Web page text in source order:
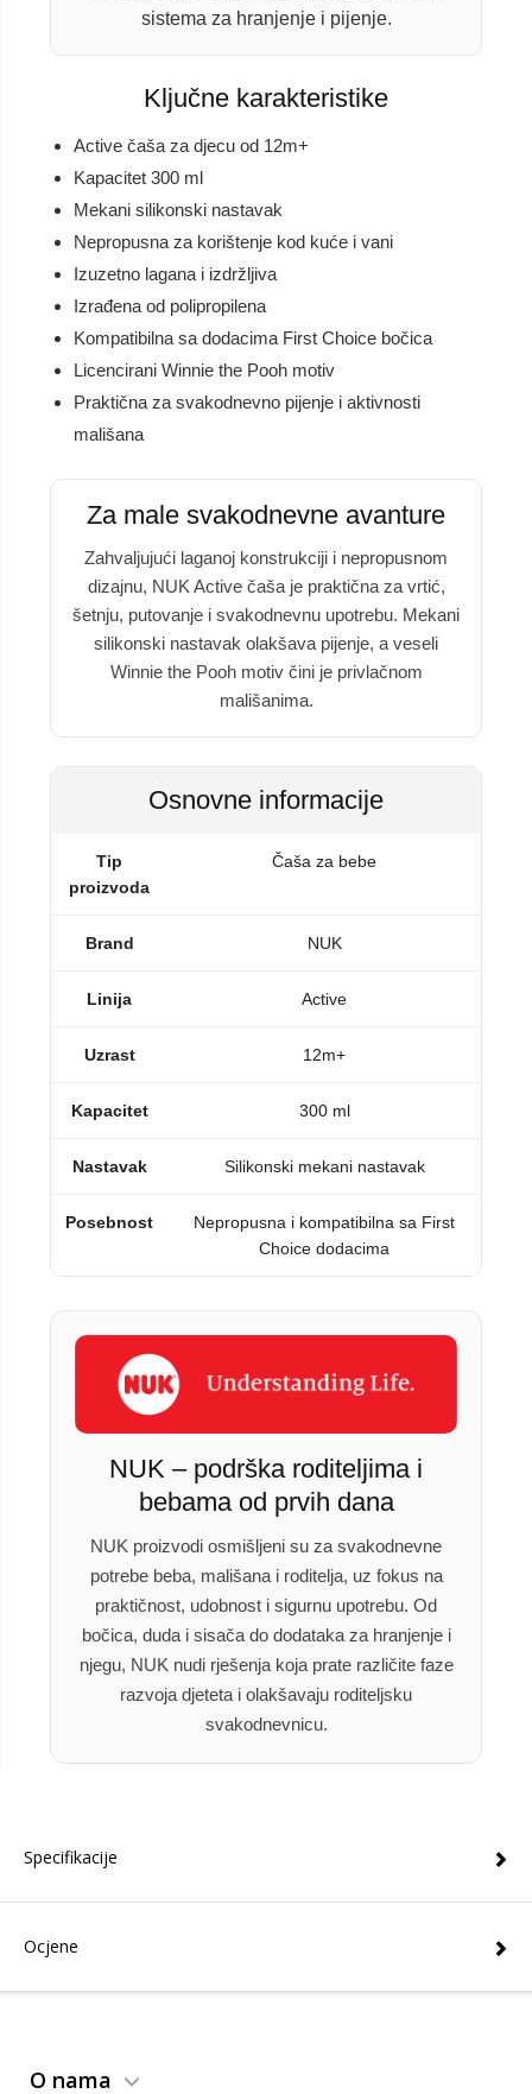
sistema za hranjenje i pijenje.
Ključne karakteristike
Active čaša za djecu od 12m+
Kapacitet 300 ml
Mekani silikonski nastavak
Nepropusna za korištenje kod kuće i vani
Izuzetno lagana i izdržljiva
Izrađena od polipropilena
Kompatibilna sa dodacima First Choice bočica
Licencirani Winnie the Pooh motiv
Praktična za svakodnevno pijenje i aktivnosti
mališana
Za male svakodnevne avanture
Zahvaljujući laganoj konstrukciji i nepropusnom
dizajnu, NUK Active čaša je praktična za vrtić,
šetnju, putovanje i svakodnevnu upotrebu. Mekani
silikonski nastavak olakšava pijenje, a veseli
Winnie the Pooh motiv čini je privlačnom
mališanima.
Osnovne informacije
Tip
proizvoda
Čaša za bebe
Brand NUK
Linija Active
Uzrast 12m+
Kapacitet 300 ml
Nastavak Silikonski mekani nastavak
Posebnost
Nepropusna i kompatibilna sa First
Choice dodacima
NUK – podrška roditeljima i
bebama od prvih dana
NUK proizvodi osmišljeni su za svakodnevne
potrebe beba, mališana i roditelja, uz fokus na
praktičnost, udobnost i sigurnu upotrebu. Od
bočica, duda i sisača do dodataka za hranjenje i
njegu, NUK nudi rješenja koja prate različite faze
razvoja djeteta i olakšavaju roditeljsku
svakodnevnicu.
Specifikacije
Ocjene
O nama